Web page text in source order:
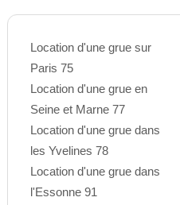
Location d'une grue sur
Paris 75
Location d'une grue en
Seine et Marne 77
Location d'une grue dans
les Yvelines 78
Location d'une grue dans
l'Essonne 91